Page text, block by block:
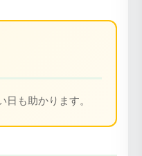
も助かります。